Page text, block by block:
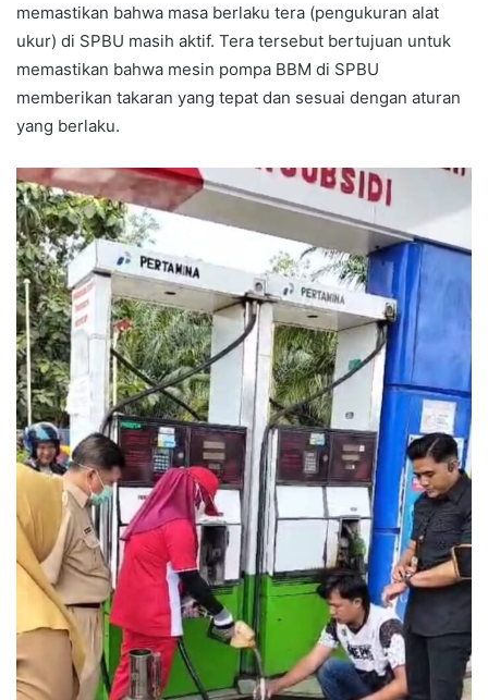
memastikan bahwa masa berlaku tera (pengukuran alat
ukur) di SPBU masih aktif. Tera tersebut bertujuan untuk
memastikan bahwa mesin pompa BBM di SPBU
memberikan takaran yang tepat dan sesuai dengan aturan
yang berlaku.